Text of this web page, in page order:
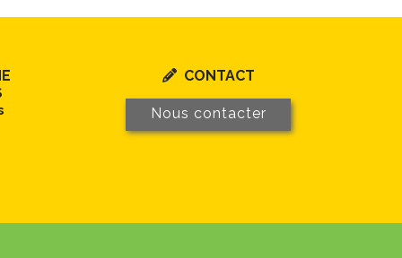
CONTACT
Nous contacter